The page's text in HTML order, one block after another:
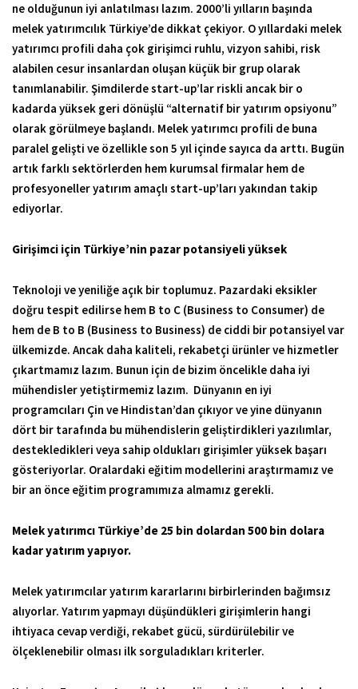
ne olduğunun iyi anlatılması lazım. 2000’li yılların başında
melek yatırımcılık Türkiye’de dikkat çekiyor. O yıllardaki melek
yatırımcı profili daha çok girişimci ruhlu, vizyon sahibi, risk
alabilen cesur insanlardan oluşan küçük bir grup olarak
tanımlanabilir. Şimdilerde start-up’lar riskli ancak bir o
kadarda yüksek geri dönüşlü “alternatif bir yatırım opsiyonu”
olarak görülmeye başlandı. Melek yatırımcı profili de buna
paralel gelişti ve özellikle son 5 yıl içinde sayıca da arttı. Bugün
artık farklı sektörlerden hem kurumsal firmalar hem de
profesyoneller yatırım amaçlı start-up’ları yakından takip
ediyorlar.
Girişimci için Türkiye’nin pazar potansiyeli yüksek
Teknoloji ve yeniliğe açık bir toplumuz. Pazardaki eksikler
doğru tespit edilirse hem B to C (Business to Consumer) de
hem de B to B (Business to Business) de ciddi bir potansiyel var
ülkemizde. Ancak daha kaliteli, rekabetçi ürünler ve hizmetler
çıkartmamız lazım. Bunun için de bizim öncelikle daha iyi
mühendisler yetiştirmemiz lazım. Dünyanın en iyi
programcıları Çin ve Hindistan’dan çıkıyor ve yine dünyanın
dört bir tarafında bu mühendislerin geliştirdikleri yazılımlar,
destekledikleri veya sahip oldukları girişimler yüksek başarı
gösteriyorlar. Oralardaki eğitim modellerini araştırmamız ve
bir an önce eğitim programımıza almamız gerekli.
Melek yatırımcı Türkiye’de 25 bin dolardan 500 bin dolara
kadar yatırım yapıyor.
Melek yatırımcılar yatırım kararlarını birbirlerinden bağımsız
alıyorlar. Yatırım yapmayı düşündükleri girişimlerin hangi
ihtiyaca cevap verdiği, rekabet gücü, sürdürülebilir ve
ölçeklenebilir olması ilk sorguladıkları kriterler.